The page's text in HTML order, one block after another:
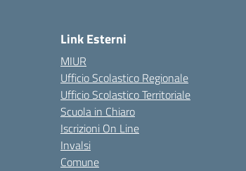
Link Esterni
MIUR
Ufficio Scolastico Regionale
Ufficio Scolastico Territoriale
Scuola in Chiaro
Iscrizioni On Line
Invalsi
Comune